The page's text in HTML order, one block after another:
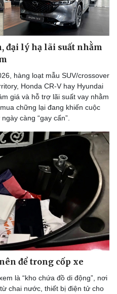
Đời sống
Nhà đẹp
Blog
đại lý hạ lãi suất nhằm
hàng loạt mẫu SUV/crossover
Honda CR-V hay Hyundai
giá và hỗ trợ lãi suất vay nhằm
chững lại đang khiến cuộc
càng “gay cấn”.
để trong cốp xe
là “kho chứa đồ di động”, nơi
chai nước, thiết bị điện tử cho